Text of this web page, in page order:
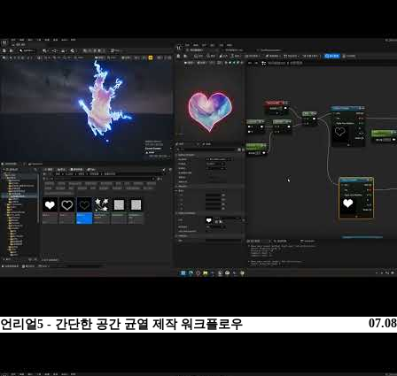
07.08
언리얼5 - 간단한 공간 균열 제작 워크플로우